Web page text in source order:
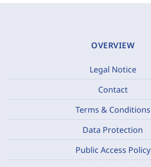
OVERVIEW
Legal Notice
Contact
Terms & Conditions
Data Protection
Public Access Policy